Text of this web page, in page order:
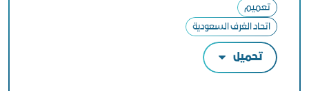
تعميم
اتحاد الغرف السعودية
تحميل